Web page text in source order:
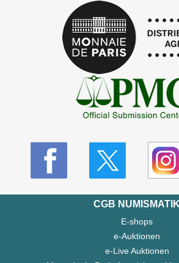
CGB NUMISMATIK
E-shops
e-Auktionen
e-Live Auktionen